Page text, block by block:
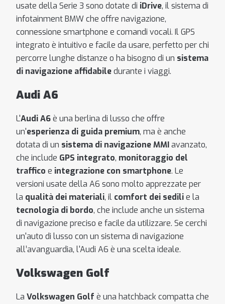
usate della Serie 3 sono dotate di iDrive, il sistema di
infotainment BMW che offre navigazione,
connessione smartphone e comandi vocali. Il GPS
integrato è intuitivo e facile da usare, perfetto per chi
percorre lunghe distanze o ha bisogno di un sistema
di navigazione affidabiledurante i viaggi.
Audi A6
L'Audi A6è una berlina di lusso che offre
un'esperienza di guida premium, ma è anche
dotata di un sistema di navigazione MMIavanzato,
che include GPS integrato, monitoraggio del
traffico e integrazione con smartphone. Le
versioni usate della A6 sono molto apprezzate per
la qualità dei materiali, il comfort dei sedilie la
tecnologia di bordo, che include anche un sistema
di navigazione preciso e facile da utilizzare. Se cerchi
un'auto di lusso con un sistema di navigazione
all’avanguardia, l'Audi A6 è una scelta ideale.
Volkswagen Golf
La Volkswagen Golf è una hatchback compatta che